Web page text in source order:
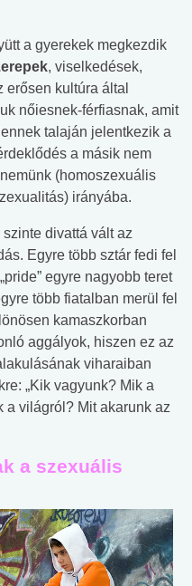
a gyerekek megkezdik
, viselkedések,
erősen kultúra által
nőiesnek-férfiasnak, amit
talaján jelentkezik a
a másik nem
(homoszexuális
irányába.
divattá vált az
Egyre több sztár fedi fel
egyre nagyobb teret
több fiatalban merül fel
kamaszkorban
aggályok, hiszen ez az
viharaiban
„Kik vagyunk? Mik a
világról? Mit akarunk az
a szexuális